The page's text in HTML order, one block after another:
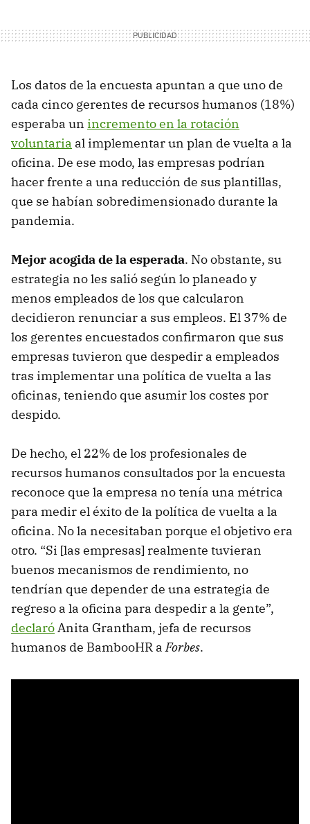
Los datos de la encuesta apuntan a que uno de
cada cinco gerentes de recursos humanos (18%)
esperaba un incremento en la rotación
voluntaria al implementar un plan de vuelta a la
oficina. De ese modo, las empresas podrían
hacer frente a una reducción de sus plantillas,
que se habían sobredimensionado durante la
pandemia.
Mejor acogida de la esperada. No obstante, su
estrategia no les salió según lo planeado y
menos empleados de los que calcularon
decidieron renunciar a sus empleos. El 37% de
los gerentes encuestados confirmaron que sus
empresas tuvieron que despedir a empleados
tras implementar una política de vuelta a las
oficinas, teniendo que asumir los costes por
despido.
De hecho, el 22% de los profesionales de
recursos humanos consultados por la encuesta
reconoce que la empresa no tenía una métrica
para medir el éxito de la política de vuelta a la
oficina. No la necesitaban porque el objetivo era
otro. “Si [las empresas] realmente tuvieran
buenos mecanismos de rendimiento, no
tendrían que depender de una estrategia de
regreso a la oficina para despedir a la gente”,
declaróAnita Grantham, jefa de recursos
humanos de BambooHR aForbes.